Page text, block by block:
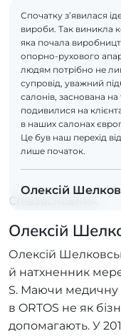
Спочатку з’явилася
вироби. Так виникла
яка почала
опорно-рухового
людям потрібно не
супровід, уважний
салонів, заснована
подивилися на
в наших салонах
Це був наш перехід
лише початок.
Олексій
Співзасновник
Олексій
Олексій
й натхненник
S. Маючи медичну
в ORTOS не як
допомагають. У